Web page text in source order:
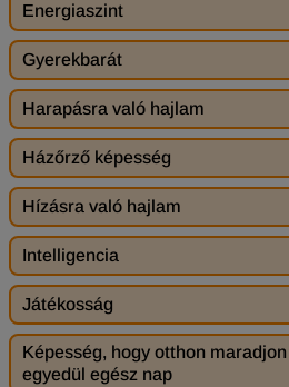
Energiaszint
Gyerekbarát
Harapásra való hajlam
Házőrző képesség
Hízásra való hajlam
Intelligencia
Játékosság
Képesség, hogy otthon maradjon
egyedül egész nap